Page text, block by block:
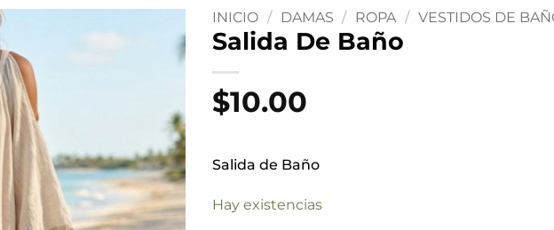
deseos
INICIO / DAMAS / ROPA / VESTIDOS DE
Salida De Baño
$10.00
Salida de Baño
Hay existencias